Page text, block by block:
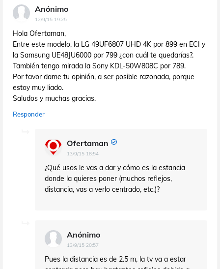
Anónimo
12/9/15 19:25
Hola Ofertaman,
Entre este modelo, la LG 49UF6807 UHD 4K por 899 en ECI y
la Samsung UE48JU6000 por 799 ¿con cuál te quedarías?.
También tengo mirada la Sony KDL-50W808C por 789.
Por favor dame tu opinión, a ser posible razonada, porque
estoy muy liado.
Saludos y muchas gracias.
Responder
Ofertaman
13/9/15 18:54
¿Qué usos le vas a dar y cómo es la estancia
donde la quieres poner (muchos reflejos,
distancia, vas a verlo centrado, etc.)?
Anónimo
13/9/15 20:57
Pues la distancia es de 2.5 m, la tv va a estar